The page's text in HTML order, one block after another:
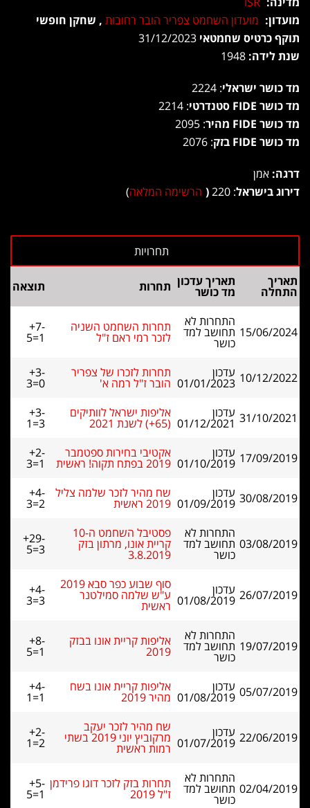
מועדון: מועדון השחמט צפריר הובר רחובות , שחקן חופשי
תוקף כרטיס שחמטאי
שנת לידה:
מד כושר ישראלי: 2224
מד כושר FIDE סטנדרטי
: 2214
מד כושר FIDE מהיר
: 2095
מד כושר FIDE בזק
: 2076
דרגה: אמן
דירוג בישראל: 220
( הרשימה המלאה)
תאריך
התחלה
תאריך עדכון
מד כושר תחרות תוצאה
15/06/2024
התחרות לא
תחושב למד
כושר
תחרות השחמט השניה
לזכר רמי ראם ז"ל
+7-
5=1
10/12/2022 עדכון
01/01/2023
תחרות לזכרו של צפריר
הובר ז"ל רמה א'
+3-
3=0
31/10/2021 עדכון
01/12/2021
אליפות ישראל לוותיקים
(65+) לשנת 2021
+3-
1=3
17/09/2019 עדכון
01/10/2019
אקטיבי בחירות ספטמבר
2019 בפתח תקוה! ראשית
+2-
3=1
30/08/2019 עדכון
01/09/2019
שח מהיר לזכר שלמה צליל
2019 ראשית
+4-
3=2
03/08/2019
התחרות לא
תחושב למד
כושר
פסטיבל השחמט ה-10
קריית אונו, מרתון בזק
3.8.2019
+29-
5=3
26/07/2019 עדכון
01/08/2019
סוף שבוע כפר סבא 2019
ע"ש שלמה סמילטנר
ראשית
+4-
3=3
19/07/2019
התחרות לא
תחושב למד
כושר
אליפות קריית אונו בבזק
2019
+8-
5=1
05/07/2019 עדכון
01/08/2019
אליפות קריית אונו בשח
מהיר 2019
+4-
1=1
22/06/2019 עדכון
01/07/2019
שח מהיר לזכר יעקב
מרקוביץ יוני 2019 בשתי
רמות ראשית
+2-
1=2
02/04/2019
התחרות לא
תחושב למד
כושר
תחרות בזק לזכר דוגו פרידמן
ז"ל 2019
+5-
5=1